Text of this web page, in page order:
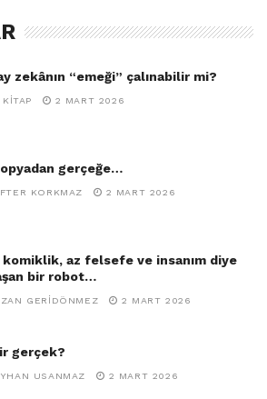
zekânın “emeği” çalınabilir mi?
KITAP 2 MART 2026
gerçeğe…
KORKMAZ 2 MART 2026
komiklik, az felsefe ve insanım diye
bir robot…
GERIDÖNMEZ 2 MART 2026
gerçek?
USANMAZ 2 MART 2026